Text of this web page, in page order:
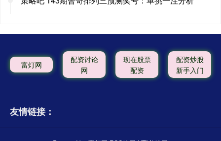
富灯网
配资讨论
网
现在股票
配资
配资炒股
新手入门
友情链接：